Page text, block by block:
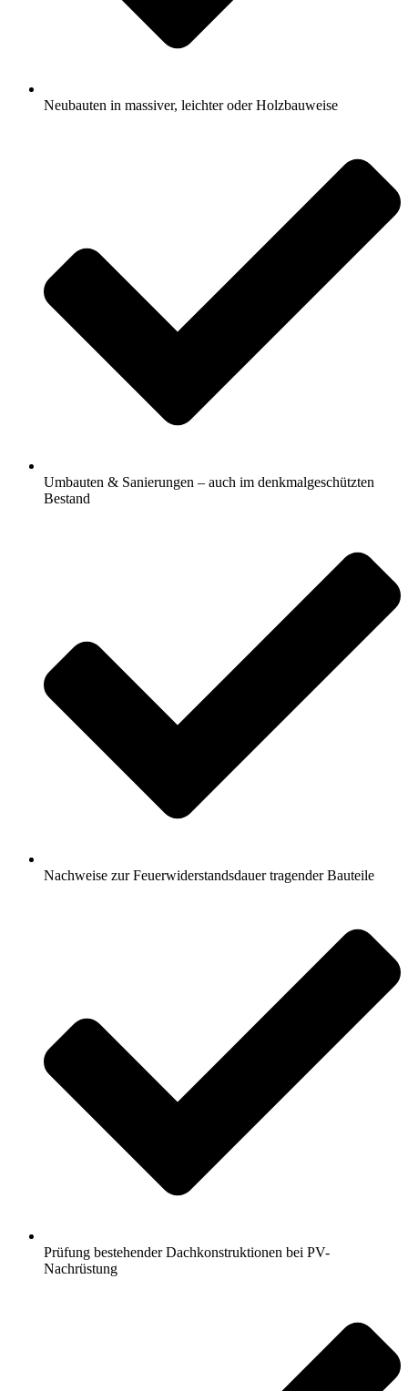
Neubauten in massiver, leichter oder Holzbauweise
Umbauten & Sanierungen – auch im denkmalgeschützten
Bestand
Nachweise zur Feuerwiderstandsdauer tragender Bauteile
Prüfung bestehender Dachkonstruktionen bei PV-
Nachrüstung